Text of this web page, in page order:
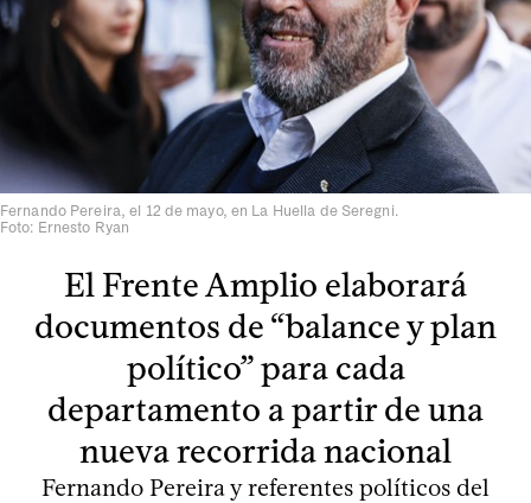
Fernando Pereira, el 12 de mayo, en La Huella de Seregni.
Foto: Ernesto Ryan
El Frente Amplio elaborará
documentos de “balance y plan
político” para cada
departamento a partir de una
nueva recorrida nacional
Fernando Pereira y referentes políticos del